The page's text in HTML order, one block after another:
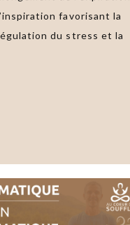
favorisant la
du stress et la